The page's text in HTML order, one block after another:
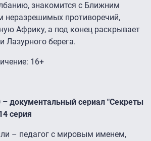
знакомится с Ближним
неразрешимых противоречий,
Африку, а под конец раскрывает
Лазурного берега.
16+
документальный сериал "Секреты
серия
– педагог с мировым именем,